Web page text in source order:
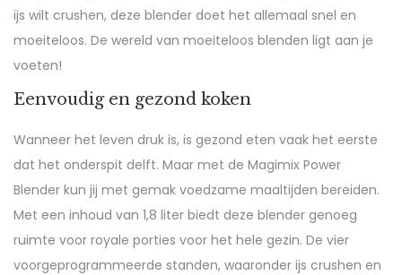
ijs wilt crushen, deze blender doet het allemaal snel en
moeiteloos. De wereld van moeiteloos blenden ligt aan je
voeten!
Eenvoudig en gezond koken
Wanneer het leven druk is, is gezond eten vaak het eerste
dat het onderspit delft. Maar met de Magimix Power
Blender kun jij met gemak voedzame maaltijden bereiden.
Met een inhoud van 1,8 liter biedt deze blender genoeg
ruimte voor royale porties voor het hele gezin. De vier
voorgeprogrammeerde standen, waaronder ijs crushen en